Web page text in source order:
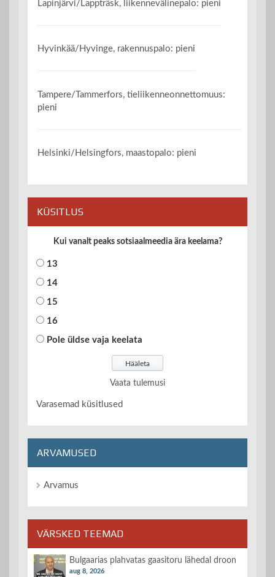
Lapinjärvi/Lappträsk, liikennevälinepalo: pieni
Hyvinkää/Hyvinge, rakennuspalo: pieni
Tampere/Tammerfors, tieliikenneonnettomuus:
pieni
Helsinki/Helsingfors, maastopalo: pieni
KÜSITLUS
Kui vanalt peaks sotsiaalmeedia ära keelama?
13
14
15
16
Pole üldse vaja keelata
Vaata tulemusi
Varasemad küsitlused
ARVAMUSED
Arvamus
VÄRSKED TEEMAD
Bulgaarias plahvatas gaasitoru lähedal droon
aug 8, 2026